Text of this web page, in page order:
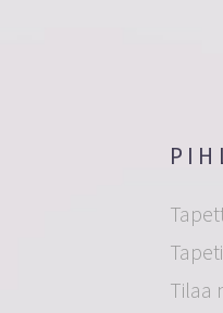
Tilaa